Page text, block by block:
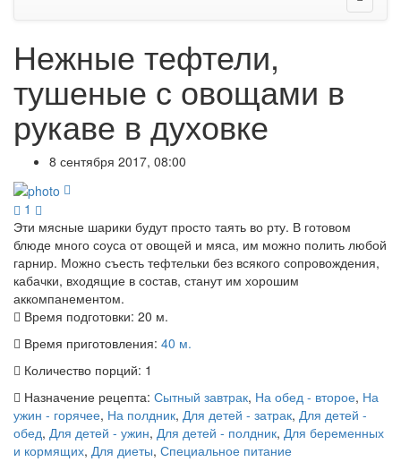
Нежные тефтели,
тушеные с овощами в
рукаве в духовке
8 сентября 2017, 08:00
1
Эти мясные шарики будут просто таять во рту. В готовом
блюде много соуса от овощей и мяса, им можно полить любой
гарнир. Можно съесть тефтельки без всякого сопровождения,
кабачки, входящие в состав, станут им хорошим
аккомпанементом.
Время подготовки: 20 м.
Время приготовления: 40 м.
Количество порций: 1
Назначение рецепта: Сытный завтрак, На обед - второе, На
ужин - горячее, На полдник, Для детей - затрак, Для детей -
обед, Для детей - ужин, Для детей - полдник, Для беременных
и кормящих, Для диеты, Специальное питание